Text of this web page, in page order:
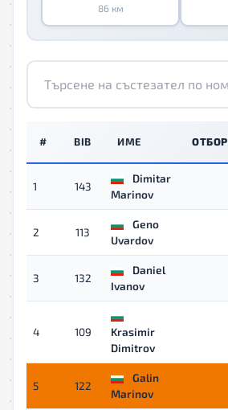
86 км
# BIB ИМЕ ОТБОР
1 143
Dimitar
Marinov
2 113
Geno
Uvardov
3 132
Daniel
Ivanov
4 109
Krasimir
Dimitrov
5 122
Galin
Marinov